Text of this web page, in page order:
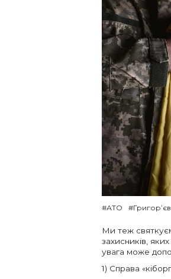
#АТО #Григор’єв
Ми теж
захисників,
увага може
1) Справа